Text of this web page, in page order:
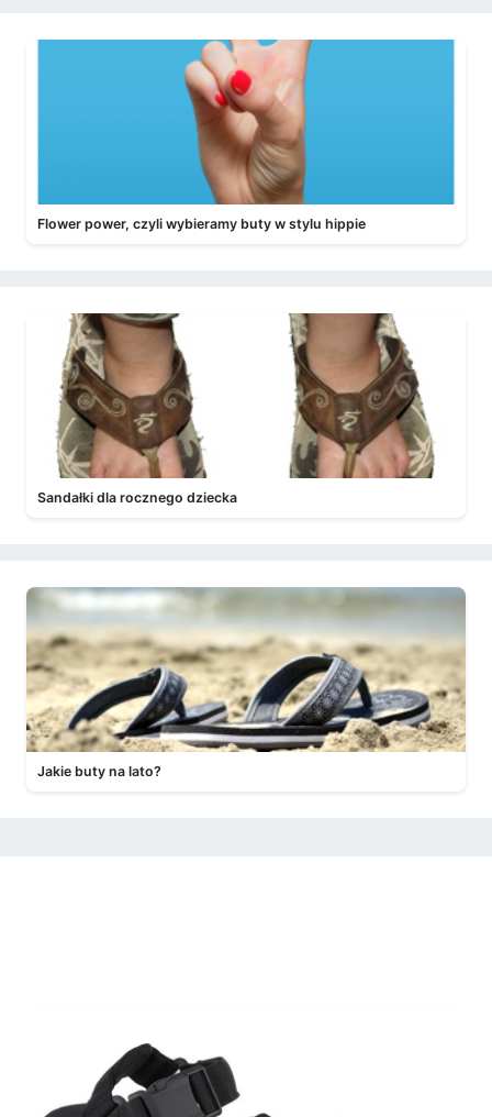
Flower power, czyli wybieramy buty w stylu hippie
Sandałki dla rocznego dziecka
Jakie buty na lato?